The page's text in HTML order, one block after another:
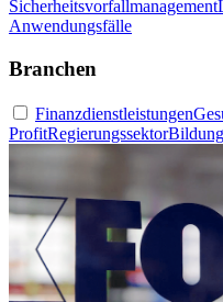
Sicherheitsvorfallmanagement
Anwendungsfälle
Branchen
Finanzdienstleistungen
ProfitRegierungssektor